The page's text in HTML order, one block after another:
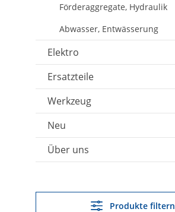
Förderaggregate, Hydraulik
Abwasser, Entwässerung
Elektro
Ersatzteile
Werkzeug
Neu
Über uns
Produkte filtern